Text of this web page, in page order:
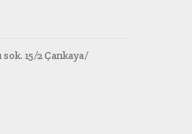
15/2 Çankaya/